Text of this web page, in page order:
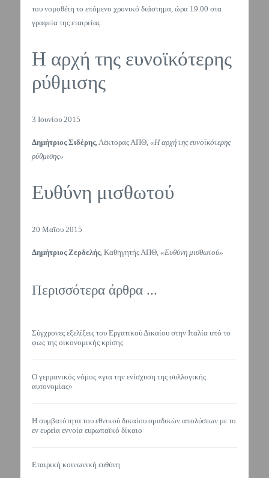
του νομοθέτη το επόμενο χρονικό διάστημα, ώρα 19.00 στα
γραφεία της εταιρείας
Η αρχή της ευνοϊκότερης
ρύθμισης
3 Ιουνίου 2015
Δημήτριος Σιδέρης, Λέκτορας ΑΠΘ,«Η αρχή της ευνοϊκότερης
ρύθμισης»
Ευθύνη μισθωτού
20 Μαΐου 2015
Δημήτριος Ζερδελής, Καθηγητής ΑΠΘ, «Ευθύνη μισθωτού»
Περισσότερα άρθρα ...
Σύγχρονες εξελίξεις του Εργατικού Δικαίου στην Ιταλία υπό το
φως της οικονομικής κρίσης
Ο γερμανικός νόμος «για την ενίσχυση της συλλογικής
αυτονομίας»
Η συμβατότητα του εθνικού δικαίου ομαδικών απολύσεων με το
εν ευρεία εννοία ευρωπαϊκό δίκαιο
Εταιρική κοινωνική ευθύνη